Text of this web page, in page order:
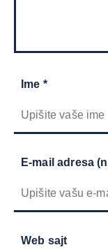
Ime *
E-mail adresa
Web sajt